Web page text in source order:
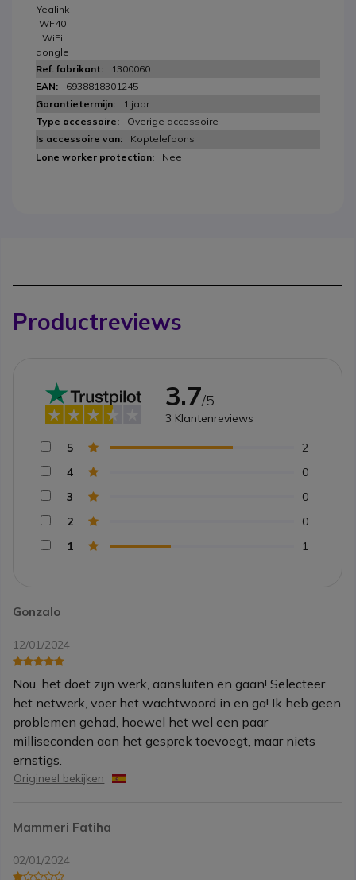
Yealink
WF40
WiFi
dongle
1300060
6938818301245
1 jaar
Overige accessoire
Koptelefoons
Nee
Productreviews
Gonzalo
12/01/2024
Nou, het doet zijn werk, aansluiten en gaan! Selecteer
het netwerk, voer het wachtwoord in en ga! Ik heb geen
problemen gehad, hoewel het wel een paar
milliseconden aan het gesprek toevoegt, maar niets
ernstigs.
Origineel bekijken
Mammeri Fatiha
02/01/2024
3.7/5
3 Klantenreviews
5
2
4
0
3
0
2
0
1
1